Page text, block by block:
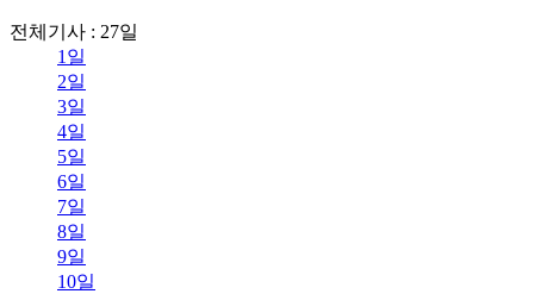
전체기사 : 27일
1일
2일
3일
4일
5일
6일
7일
8일
9일
10일